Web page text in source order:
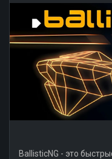
BallisticNG - это